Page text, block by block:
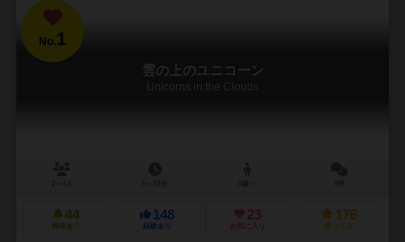
No.1
雲の上のユニコーン
Unicorns in the Clouds
44
興味あり
148
経験あり
23
お気に入り
176
持ってる